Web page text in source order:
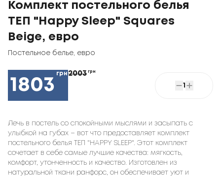
Комплект постельного белья
ТЕП "Happy Sleep" Squares
Beige, евро
Постельное белье евро
1803
грн2003 грн
1
Лечь в постель со спокойными мыслями и засыпать с
улыбкой на губах – вот что предоставляет комплект
постельного белья ТЕП "HAPPY SLEEP". Этот комплект
сочетает в себе самые лучшие качества: мягкость,
комфорт, утонченность и качество. Изготовлен из
натуральной ткани ранфорс, он обеспечивает уют и